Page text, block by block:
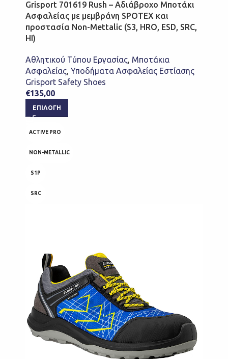
Grisport 701619 Rush – Αδιάβροχο Μποτάκι
Ασφαλείας με μεμβράνη SPOTEX και
προστασία Non-Mettalic (S3, HRO, ESD, SRC,
HI)
Αθλητικού Τύπου Εργασίας, Μποτάκια
Ασφαλείας, Υποδήματα Ασφαλείας Εστίασης
Grisport Safety Shoes
€135,00
ΕΠΙΛΟΓΉ
ACTIVE PRO
NON-METALLIC
S1P
SRC